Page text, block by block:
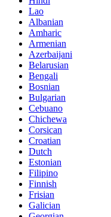
Lao
Albanian
Amharic
Armenian
Azerbaijani
Belarusian
Bengali
Bosnian
Bulgarian
Cebuano
Chichewa
Corsican
Croatian
Dutch
Estonian
Filipino
Finnish
Frisian
Galician